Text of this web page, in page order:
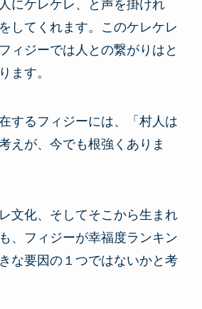
にケレケレ、と声を掛けれ
してくれます。このケレケレ
ィジーでは人との繋がりはと
ます。
するフィジーには、「村人は
えが、今でも根強くありま
文化、そしてそこから生まれ
、フィジーが幸福度ランキン
な要因の１つではないかと考